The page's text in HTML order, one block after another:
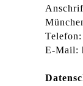
E-Mail: